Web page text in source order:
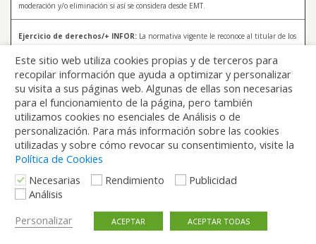
moderación y/o eliminación si así se considera desde EMT.
Ejercicio de derechos/+ INFOR: La normativa vigente le reconoce al titular de los
rectificar y a solicitar la supresión de sus datos. Para más información sobre el
tratamiento de sus datos y la forma en que puede ejercer sus derechos, consulte la
Política de Privacidad de Blog EMT, disponible en:
blog.emtmadrid.es/politica-de-
privacidad
Móvil Escritorio
Este sitio web utiliza cookies propias y de terceros para
recopilar información que ayuda a optimizar y personalizar
su visita a sus páginas web. Algunas de ellas son necesarias
para el funcionamiento de la página, pero también
utilizamos cookies no esenciales de Análisis o de
personalización. Para más información sobre las cookies
utilizadas y sobre cómo revocar su consentimiento, visite la
Política de Cookies
Necesarias
Rendimiento
Publicidad
Análisis
Personalizar
ACEPTAR ACEPTAR TODAS